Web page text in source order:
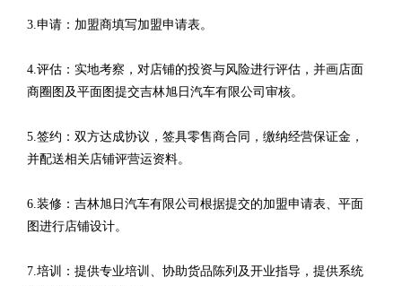
3.申请：加盟商填写加盟申请表。
4.评估：实地考察，对店铺的投资与风险进行评估，并画店面
商圈图及平面图提交吉林旭日汽车有限公司审核。
5.签约：双方达成协议，签具零售商合同，缴纳经营保证金，
并配送相关店铺评营运资料。
6.装修：吉林旭日汽车有限公司根据提交的加盟申请表、平面
图进行店铺设计。
7.培训：提供专业培训、协助货品陈列及开业指导，提供系统